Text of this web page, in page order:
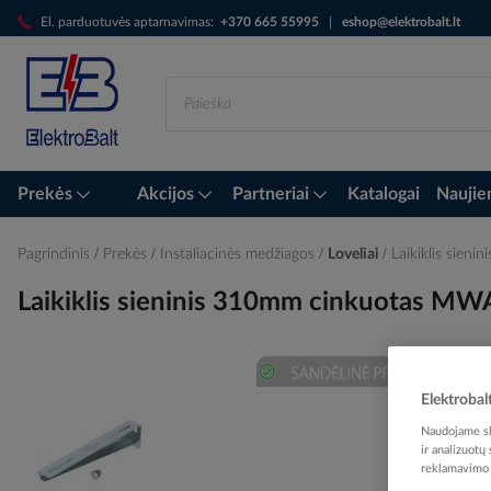
El. parduotuvės aptarnavimas: +370 665 55995 eshop@elektrobalt.lt
Skip
to
Content
Prekės Akcijos Partneriai Katalogai
Pagrindinis Prekės Instaliacinės medžiagos Loveliai Laikiklis
Laikiklis sieninis 310mm cinkuotas
end
of
Naudojame
ir analizuotų
reklamavimo